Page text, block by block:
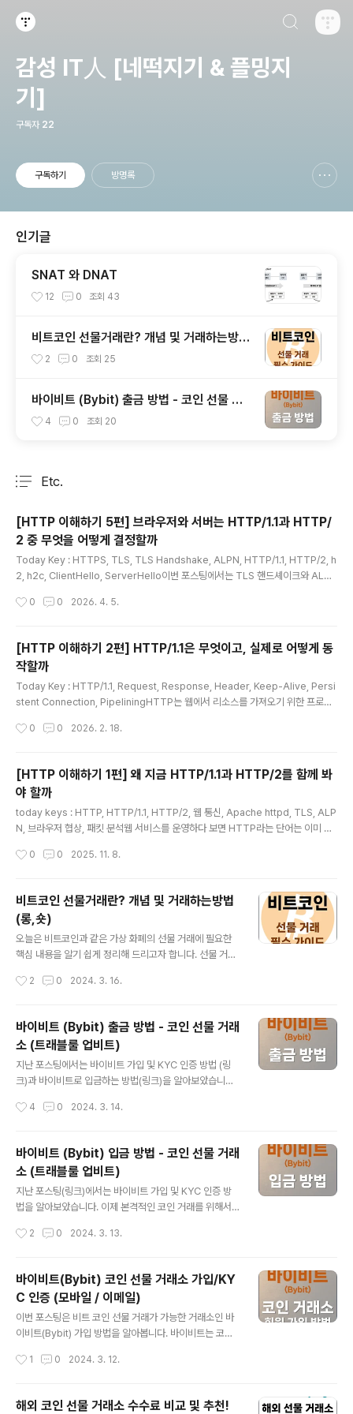
감성 IT人 [네떡지기 & 플밍지
기]
구독자 22
구독하기 방명록
인기글
SNAT 와 DNAT
12 0 조회 43
비트코인 선물거래란? 개념 및 거래하는방법
(롱,숏)
2 0 조회 25
바이비트 (Bybit) 출금 방법 - 코인 선물 거
래소 (트래블룰 업비트)
4 0 조회 20
Etc.
[HTTP 이해하기 5편] 브라우저와 서버는 HTTP/1.1과 HTTP/
2 중 무엇을 어떻게 결정할까
Today Key : HTTPS, TLS, TLS Handshake, ALPN, HTTP/1.1, HTTP/2, h
2, h2c, ClientHello, ServerHello이번 포스팅에서는 TLS 핸드셰이크와 ALPN
선택에서 핵심 역할을 하는 것이 ALPN(Application-Layer Protocol Negotia
기 위한 확장으로 정의합니다.클라이언트는 자신이 지원하는 프로토콜 목록을 Clie
ntHello에 넣어 보내고, 서버는 그중 하나를 선택해 응답..
0 0 2026. 4. 5.
[HTTP 이해하기 2편] HTTP/1.1은 무엇이고, 실제로 어떻게 동
작할까
Today Key : HTTP/1.1, Request, Response, Header, Keep-Alive, Persi
stent Connection, PipeliningHTTP는 웹에서 리소스를 가져오기 위한 프로토
동작합니다. RFC 9110은 HTTP를 상태를 저장하지 않는 stateless한 애플리케
법, 파싱, 연결 관리 방식을 어떻게 표현하는지를 정의합니다.이번 포스팅에서는 HT
TP/1.1의 구조와 흐름을 먼저 잡아두고, 이후 HTTP/2와의 차이를 볼 준비를 해봅
니다.HTTP/1.1의 기본 구조, 메시지HTTP/1.1의 가장 기본 ..
0 0 2026. 2. 18.
[HTTP 이해하기 1편] 왜 지금 HTTP/1.1과 HTTP/2를 함께 봐
야 할까
today keys : HTTP, HTTP/1.1, HTTP/2, 웹 통신, Apache httpd, TLS, ALP
N, 브라우저 협상, 패킷 분석웹 서비스를 운영하다 보면 HTTP라는 단어는 이미 너
서버가 응답을 반환하는 흐름이 너무 자연스럽기 때문입니다. 그런데 같은 웹 접속처
니다.이번 포스팅에서는 이 두 프로토콜을 함께 봐야 하는 이유와 앞으로 이 시리즈
가 어떤 흐름으로 전개될지를 먼저 정리합니다.HTTP/1.1은 여전히 현재진행형HT
TP/1.1은 단순히 "예전 버전"이 아닙니다.RFC 9112는 HTTP/1.1을 메시지 문법,
메..
0 0 2025. 11. 8.
비트코인 선물거래란? 개념 및 거래하는방법
(롱,숏)
오늘은 비트코인과 같은 가상 화폐의 선물 거래에 필요한
핵심 내용을 알기 쉽게 정리해 드리고자 합니다. 선물 거래
래를 시작하시길 바랍니다. 국내 거래소는 선물 거래를 지
합니다. 다음은 비트코인 선물 거래가 가능한 주요 거래소
입니다. 거래소 가입 링크 가입 방법 MEXC 가입 바로 가
기 가입 방법 안내 Bitget 가입 바로 가기 가입 방법 안내
Bybit 가입 바로 가기 가입 방법 안내 현물 거래 비트코인
을 현재 가격으로 거래하는 것입니다. 현재 가치 기준으로
현물 거래 비트코인의 미래 가격으로 거래하는 것입니다.
2 0 2024. 3. 16.
바이비트 (Bybit) 출금 방법 - 코인 선물 거래
소 (트래블룰 업비트)
지난 포스팅에서는 바이비트 가입 및 KYC 인증 방법 (링
크)과 바이비트로 입금하는 방법(링크)을 알아보았습니다.
이비트 출금 방법을 상세히 알려드리겠습니다. >> 바이비
해서, 바이비트의 코인을 전송할 거래소의 코인의 지갑 정
보를 확인합니다. 여기에서는 업비트 거래소의 XRP(리플)
코인으로 바이비트의 코인을 출금하겠습니다. Step 1. 업
비트에서 XRP 코인 메뉴에서 '입금하기'를 선택합니다. 업
비트에서 XRP 입금과 관련한 주의 사항 팝업이 뜨는 데,
는 업비트에서 위험평가 통과 VASP이며, 트래블룰이 연동
4 0 2024. 3. 14.
바이비트 (Bybit) 입금 방법 - 코인 선물 거래
소 (트래블룰 업비트)
지난 포스팅(링크)에서는 바이비트 가입 및 KYC 인증 방
법을 알아보았습니다. 이제 본격적인 코인 거래를 위해서
비트에 입금하는 방법을 상세히 알려드리겠습니다. >> 바
m/en/sign-up www.bybit.com 모든 설명은 모바일
앱(바이비트/업비트)으로 설명하고 있지만, PC에서 하더
라도 동일합니다. Step 1. 바이비트 앱에서, 우측 하단의
'Assets'을 선택하여 My Assets 메뉴로 들어가서, 'De
posit' 을 선택합니다. Step 2. 입금 방법을 업비트 거래
Payment Method에서 'Dep..
2 0 2024. 3. 13.
바이비트(Bybit) 코인 선물 거래소 가입/KY
C 인증 (모바일 / 이메일)
이번 포스팅은 비트 코인 선물 거래가 가능한 거래소인 바
이비트(Bybit) 가입 방법을 알아봅니다. 바이비트는 코인
다. 그리고 업비트와 빗썸같은 국내 거래소와 트래블 룰 연
바이비트 거래소 가입 방법을 알아보겠습니다. >> 바이비
1 0 2024. 3. 12.
해외 코인 선물 거래소 수수료 비교 및 추천!